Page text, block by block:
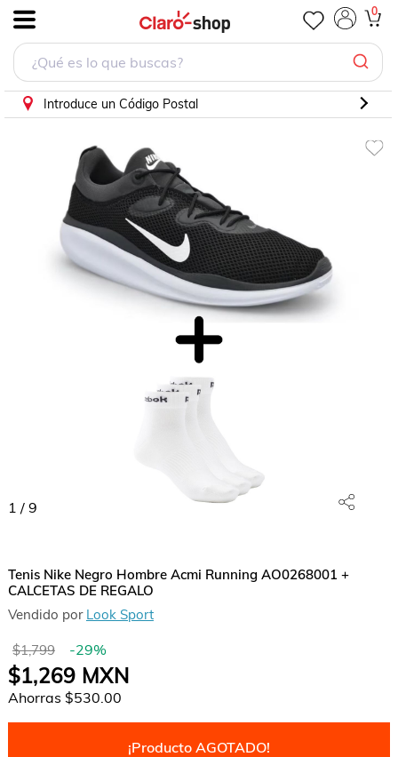
0
Introduce un Código Postal
1 / 9
Tenis Nike Negro Hombre Acmi Running AO0268001 +
CALCETAS DE REGALO
Vendido por Look Sport
$1,799 -29%
$1,269MXN
Ahorras $530.00
¡Producto AGOTADO!
Tenis Nike Negro Hombre Acmi Running AO0268001 +